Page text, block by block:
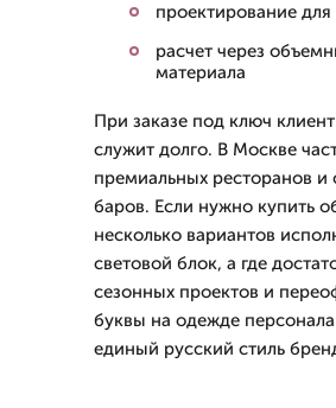
проектирование
расчет через
материала
При заказе под ключ
служит долго. В Москве
премиальных ресторанов и
баров. Если нужно купить
несколько вариантов
световой блок, а где
сезонных проектов и
буквы на одежде
единый русский стиль